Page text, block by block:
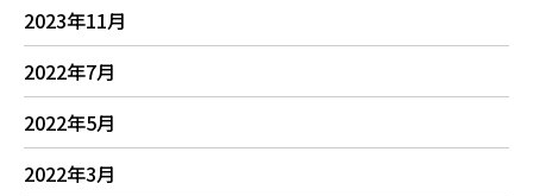
2023年11月
2022年7月
2022年5月
2022年3月